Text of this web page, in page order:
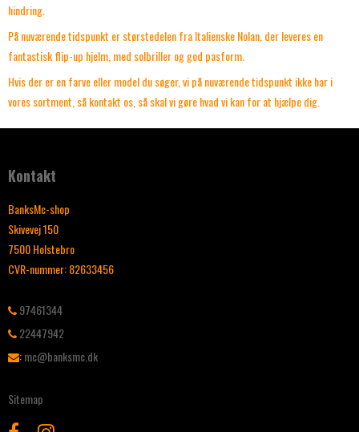
hindring.
På nuværende tidspunkt er størstedelen fra Italienske Nolan, der leveres en
fantastisk flip-up hjelm, med solbriller og god pasform.
Hvis der er en farve eller model du søger, vi på nuværende tidspunkt ikke har i
vores sortment, så kontakt os, så skal vi gøre hvad vi kan for at hjælpe dig.
Kontakt
BanksMc-shop
Skivevej 150
7500 Holstebro
CVR-nummer:82633456
97461344
22447942
:mc@banksmc.dk
Sitemap